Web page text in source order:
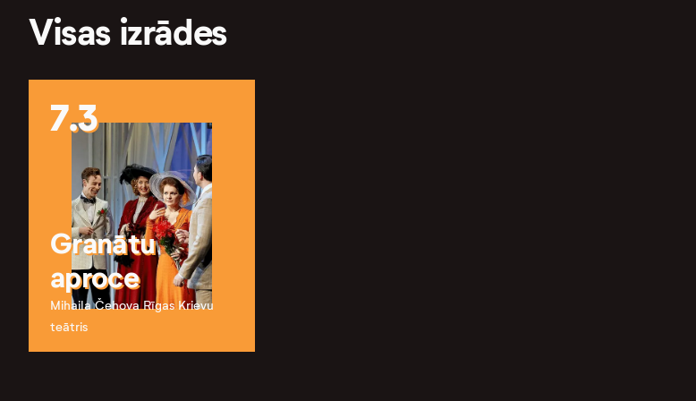
Visas izrādes
7.3
Granātu
aproce
Mihaila Čehova Rīgas Krievu
teātris